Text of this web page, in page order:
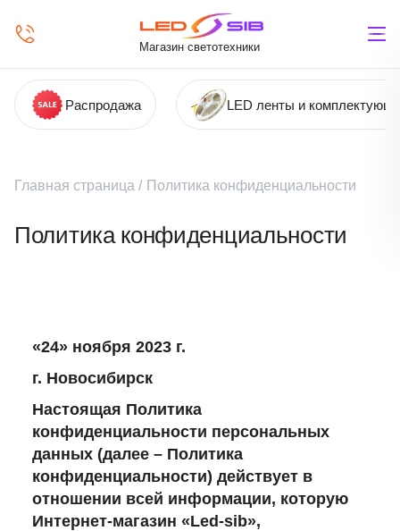
Магазин светотехники
Распродажа LED ленты и
Главная страница / Политика конфиденциальности
Политика конфиденциальности
«24» ноября 2023 г.
г. Новосибирск
Настоящая Политика
конфиденциальности персональных
данных (далее – Политика
конфиденциальности) действует в
отношении всей информации, которую
Интернет-магазин «Led-sib»,